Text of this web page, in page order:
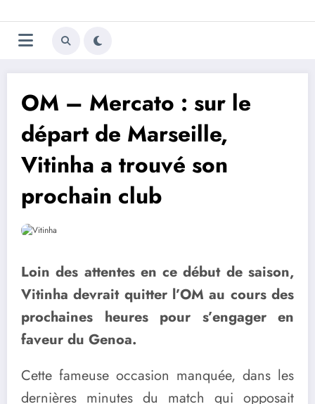
au
contenu
Trivela
L'actualité du football
OM – Mercato : sur le
départ de Marseille,
Vitinha a trouvé son
prochain club
Loin des attentes en ce début de saison,
Vitinha devrait quitter l’OM au cours des
prochaines heures pour s’engager en
faveur du Genoa.
Cette fameuse occasion manquée, dans les
dernières minutes du match qui opposait